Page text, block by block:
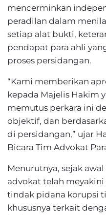
mencerminkan
peradilan dalam
setiap alat bukti,
pendapat para ahli
proses persidangan.
“Kami memberikan
kepada Majelis Hakim
memutus perkara ini
objektif, dan
di persidangan,” ujar
Bicara Tim Advokat
Menurutnya, sejak
advokat telah
tindak pidana korupsi
khususnya terkait